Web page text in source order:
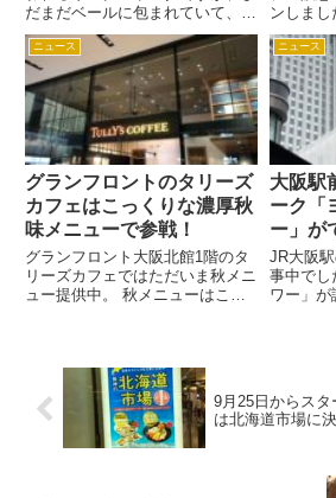
だまだベールに包まれていて、そ
の全容はよくわかりません。 そ
んな中で一つ情報がありました！
地下一階に焼小籠包専門店がオー
プンします。 前にグランフロン
ト大阪に入っていた「ソッシュ...
ンしまし
行に来た
お泊りも
ドバシ梅
バウンド
ヨドバシ
よ...
ニュース
グランフロントのタリーズ
カフェはこっくりな濃厚秋
味メニューで参戦！
グランフロント大阪北館1階のタ
リーズカフェではただいま秋メニ
ュー提供中。 秋メニューはこち
ャラメル モンブランプティング
タルト 先輩OLねこ これは...
ニュース
大阪駅
ーク「
ー」が
JR大阪
事中でし
ワー」が
11月上
9月25日からス
は北海道市場に